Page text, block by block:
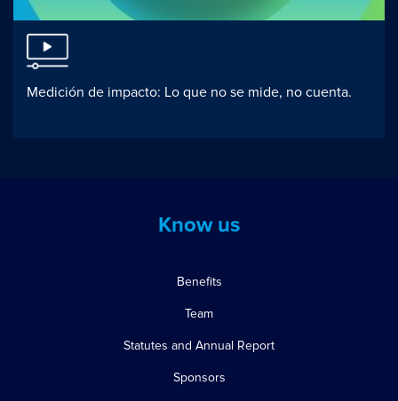
Medición de impacto: Lo que no se mide, no cuenta.
Know us
Benefits
Team
Statutes and Annual Report
Sponsors